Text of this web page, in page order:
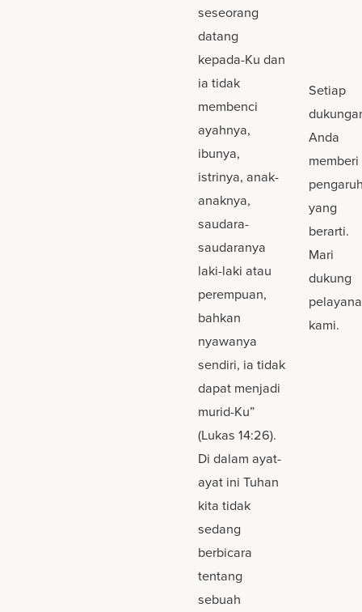
seseorang
datang
kepada-Ku dan
ia tidak
membenci
ayahnya,
ibunya,
istrinya, anak-
anaknya,
saudara-
saudaranya
laki-laki atau
perempuan,
bahkan
nyawanya
sendiri, ia tidak
dapat menjadi
murid-Ku”
(Lukas 14:26).
Di dalam ayat-
ayat ini Tuhan
kita tidak
sedang
berbicara
tentang
sebuah
Setiap
Anda
memberi
yang
berarti.
Mari
dukung
kami.